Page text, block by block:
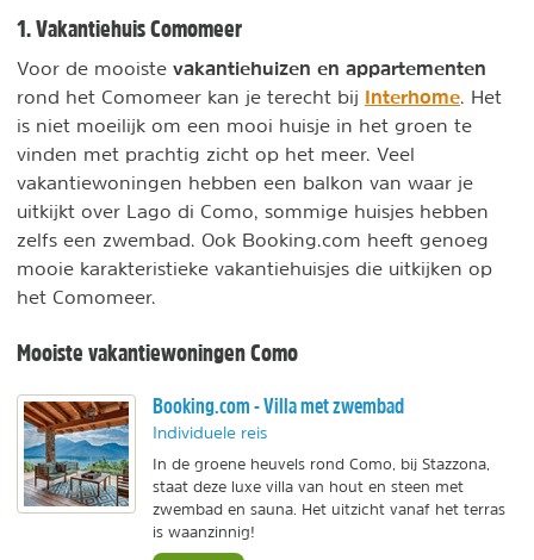
1. Vakantiehuis Comomeer
Voor de mooiste vakantiehuizen en appartementen
rond het Comomeer kan je terecht bij Interhome. Het
is niet moeilijk om een mooi huisje in het groen te
vinden met prachtig zicht op het meer. Veel
vakantiewoningen hebben een balkon van waar je
uitkijkt over Lago di Como, sommige huisjes hebben
zelfs een zwembad. Ook Booking.com heeft genoeg
mooie karakteristieke vakantiehuisjes die uitkijken op
het Comomeer.
Mooiste vakantiewoningen Como
Booking.com - Villa met zwembad
Individuele reis
In de groene heuvels rond Como, bij Stazzona,
staat deze luxe villa van hout en steen met
zwembad en sauna. Het uitzicht vanaf het terras
is waanzinnig!